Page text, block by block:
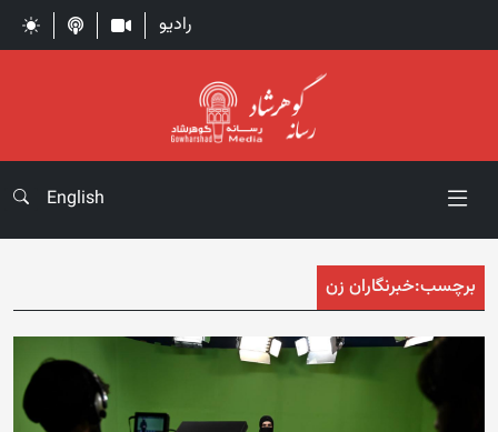
رادیو
English
برچسب:خبرنگاران زن